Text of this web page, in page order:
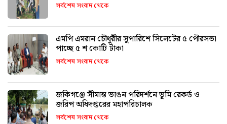
সর্বশেষ সংবাদ থেকে
এমপি এমরান চৌধুরীর সুপারিশে সিলেটের ৫ পৌরসভা
পাচ্ছে ৫ শ কোটি টাকা
সর্বশেষ সংবাদ থেকে
জকিগঞ্জে সীমান্ত ভাঙন পরিদর্শনে ভূমি রেকর্ড ও
জরিপ অধিদপ্তরের মহাপরিচালক
সর্বশেষ সংবাদ থেকে